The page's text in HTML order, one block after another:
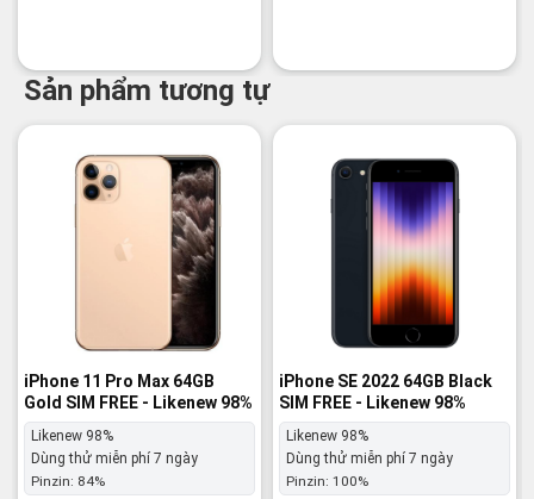
Sản phẩm tương tự
iPhone 11 Pro Max 64GB
Gold SIM FREE - Likenew 98%
Likenew 98%
Dùng thử miễn phí 7 ngày
Pinzin: 84%
iPhone SE 2022 64GB Black
SIM FREE - Likenew 98%
Likenew 98%
Dùng thử miễn phí 7 ngày
Pinzin: 100%